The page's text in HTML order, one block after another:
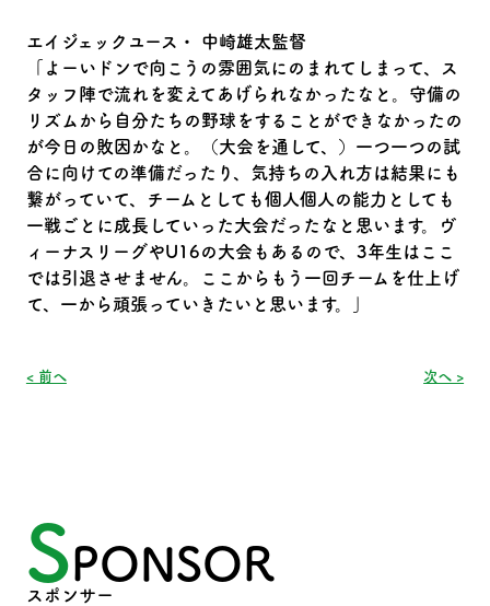
エイジェックユース・ 中崎雄太監督
「よーいドンで向こうの雰囲気にのまれてしまって、ス
タッフ陣で流れを変えてあげられなかったなと。守備の
リズムから自分たちの野球をすることができなかったの
が今日の敗因かなと。（大会を通して、）一つ一つの試
合に向けての準備だったり、気持ちの入れ方は結果にも
繋がっていて、チームとしても個人個人の能力としても
一戦ごとに成長していった大会だったなと思います。ヴ
ィーナスリーグやU16の大会もあるので、3年生はここ
では引退させません。ここからもう一回チームを仕上げ
て、一から頑張っていきたいと思います。」
< 前へ 次へ >
SPONSOR
スポンサー